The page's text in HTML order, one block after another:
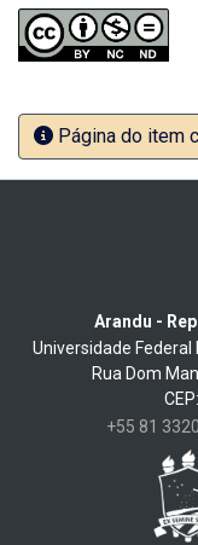
Página do item
Arandu -
Universidade
Rua Dom
+55 81